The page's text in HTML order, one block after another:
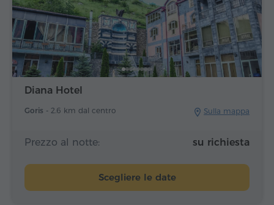
Diana Hotel
Goris - 2.6 km dal centro Sulla mappa
Prezzo al notte: su richiesta
Scegliere le date